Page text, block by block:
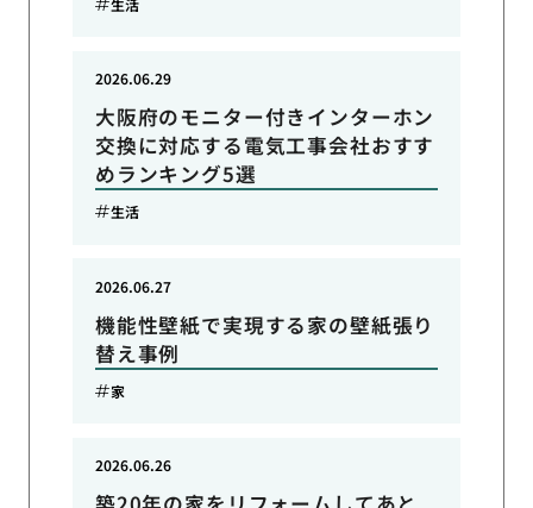
大阪府のモニター付きインターホン
交換に対応する電気工事会社おすす
めランキング5選
2026.06.29
生活
機能性壁紙で実現する家の壁紙張り
替え事例
2026.06.27
家
2026.06.26